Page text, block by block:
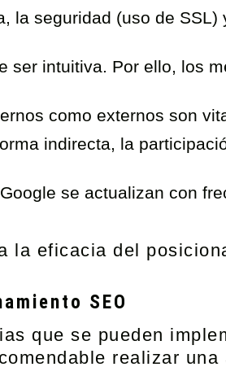
la seguridad (uso de
ser intuitiva. Por ello, los
como externos son
indirecta, la
se actualizan con
la eficacia del
SEO
que se pueden
realizar